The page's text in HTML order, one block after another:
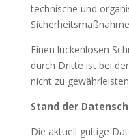
technische und
Einen lückenlosen
durch Dritte ist bei
nicht zu
Stand der
Die aktuell gültige